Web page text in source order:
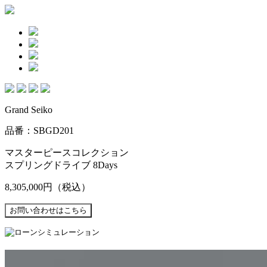
Grand Seiko
品番：SBGD201
マスターピースコレクション
スプリングドライブ 8Days
8,305,000円 （税込）